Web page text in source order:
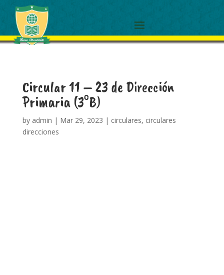
Circular 11 – 23 de Dirección
Primaria (3°B)
by admin | Mar 29, 2023 | circulares, circulares
direcciones